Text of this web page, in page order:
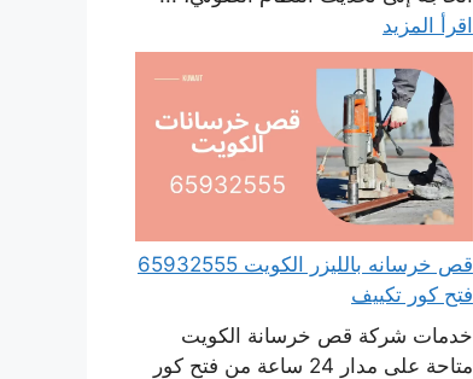
اقرأ المزيد
قص خرسانه بالليزر الكويت 65932555
فتح كور تكييف
خدمات شركة قص خرسانة الكويت
متاحة على مدار 24 ساعة من فتح كور